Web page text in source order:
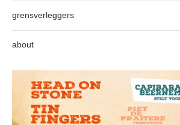
grensverleggers
about